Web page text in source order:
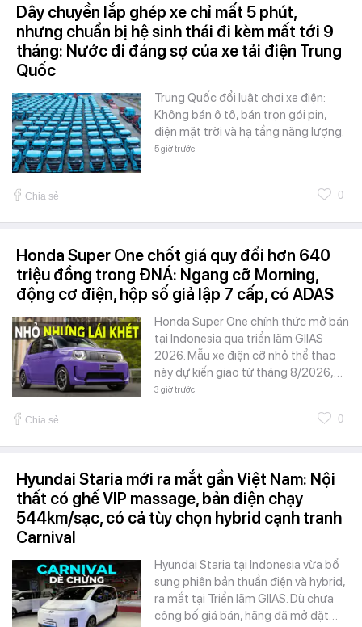
Dây chuyền lắp ghép xe chỉ mất 5 phút,
nhưng chuẩn bị hệ sinh thái đi kèm mất tới 9
tháng: Nước đi đáng sợ của xe tải điện Trung
Quốc
Trung Quốc đổi luật chơi xe điện:
Không bán ô tô, bán trọn gói pin,
điện mặt trời và hạ tầng năng lượng.
5 giờ trước
Chia sẻ 0
Honda Super One chốt giá quy đổi hơn 640
triệu đồng trong ĐNÁ: Ngang cỡ Morning,
động cơ điện, hộp số giả lập 7 cấp, có ADAS
Honda Super One chính thức mở bán
tại Indonesia qua triển lãm GIIAS
2026. Mẫu xe điện cỡ nhỏ thể thao
này dự kiến giao từ tháng 8/2026,…
3 giờ trước
Chia sẻ 0
Hyundai Staria mới ra mắt gần Việt Nam: Nội
thất có ghế VIP massage, bản điện chạy
544km/sạc, có cả tùy chọn hybrid cạnh tranh
Carnival
Hyundai Staria tại Indonesia vừa bổ
sung phiên bản thuần điện và hybrid,
ra mắt tại Triển lãm GIIAS. Dù chưa
công bố giá bán, hãng đã mở đặt…